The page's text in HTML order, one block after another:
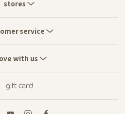
stores
with
service
customer service
gift card